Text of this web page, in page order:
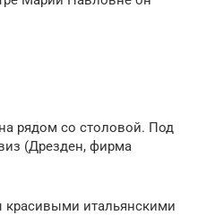
рядом со столовой. Под
(Дрезден, фирма
итальянскими